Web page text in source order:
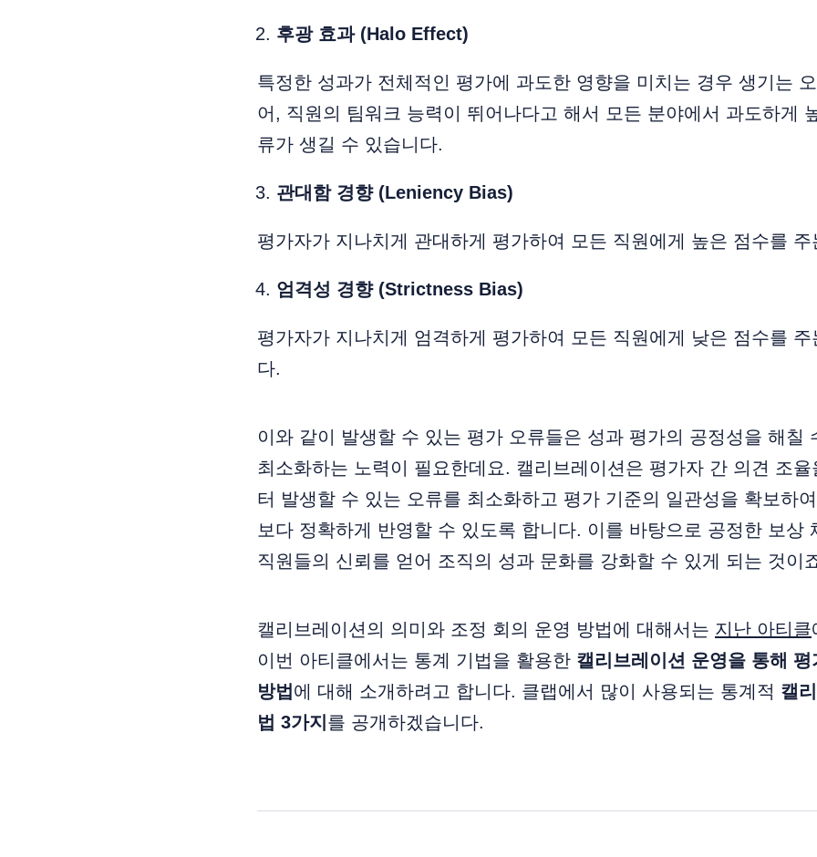
후광 효과 (Halo Effect)
특정한 성과가 전체적인 평가에 과도한 영향을 미치는 경우 생기는
어, 직원의 팀워크 능력이 뛰어나다고 해서 모든 분야에서 과도하게
류가 생길 수 있습니다.
관대함 경향 (Leniency Bias)
평가자가 지나치게 관대하게 평가하여 모든 직원에게 높은 점수를
엄격성 경향 (Strictness Bias)
평가자가 지나치게 엄격하게 평가하여 모든 직원에게 낮은 점수를
다.
이와 같이 발생할 수 있는 평가 오류들은 성과 평가의 공정성을 해칠
최소화하는 노력이 필요한데요. 캘리브레이션은 평가자 간 의견 조
터 발생할 수 있는 오류를 최소화하고 평가 기준의 일관성을 확보하
보다 정확하게 반영할 수 있도록 합니다. 이를 바탕으로 공정한 보상
직원들의 신뢰를 얻어 조직의 성과 문화를 강화할 수 있게 되는 것이
캘리브레이션의 의미와 조정 회의 운영 방법에 대해서는 지난 아티클
이번 아티클에서는 통계 기법을 활용한 캘리브레이션 운영을 통해
방법 에 대해 소개하려고 합니다. 클랩에서 많이 사용되는 통계적 캘
법 3가지 를 공개하겠습니다.